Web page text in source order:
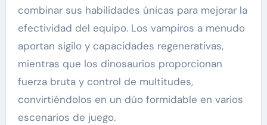
combinar sus habilidades únicas para mejorar la
efectividad del equipo. Los vampiros a menudo
aportan sigilo y capacidades regenerativas,
mientras que los dinosaurios proporcionan
fuerza bruta y control de multitudes,
convirtiéndolos en un dúo formidable en varios
escenarios de juego.